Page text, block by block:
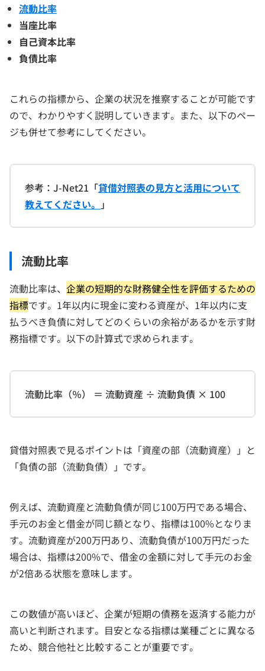
流動比率
当座比率
自己資本比率
負債比率
これらの指標から、企業の状況を推察することが可能です
ので、わかりやすく説明していきます。また、以下のペー
ジも併せて参考にしてください。
参考：J-Net21「貸借対照表の見方と活用について
教えてください。 」
流動比率
流動比率は、 企業の短期的な財務健全性を評価するための
指標です。1年以内に現金に変わる資産が、1年以内に支
払うべき負債に対してどのくらいの余裕があるかを示す財
務指標です。以下の計算式で求められます。
流動比率（％） ＝ 流動資産 ÷ 流動負債 × 100
貸借対照表で見るポイントは「資産の部（流動資産）」と
「負債の部（流動負債）」です。
例えば、流動資産と流動負債が同じ100万円である場合、
手元のお金と借金が同じ額となり、指標は100%となりま
す。流動資産が200万円あり、流動負債が100万円だった
場合は、指標は200%で、借金の金額に対して手元のお金
が2倍ある状態を意味します。
この数値が高いほど、企業が短期の債務を返済する能力が
高いと判断されます。目安となる指標は業種ごとに異なる
ため、競合他社と比較することが重要です。